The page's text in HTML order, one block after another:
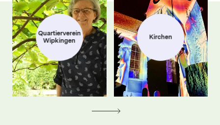
Quartierverein
Wipkingen
Kirchen